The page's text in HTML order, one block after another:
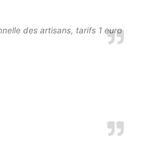
des artisans, tarifs 1 euro